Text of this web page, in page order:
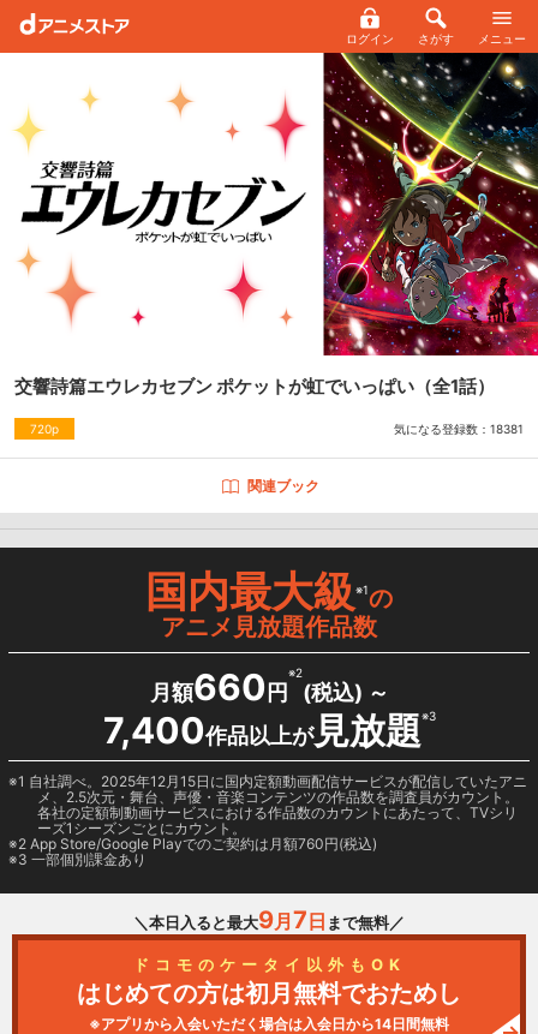
ログイン さがす メニュー
交響詩篇エウレカセブン ポケットが虹でいっぱい （全1話）
720p 気になる登録数： 18381
関連ブック
国内最大級※1の
アニメ見放題作品数
月額660 円
※2
(税込) ～
7,400作品以上が見放題※3
1 自社調べ。2025年12月15日に国内定額動画配信サービスが配信していたアニ
メ、2.5次元・舞台、声優・音楽コンテンツの作品数を調査員がカウント。
各社の定額制動画サービスにおける作品数のカウントにあたって、TVシリ
ーズ1シーズンごとにカウント。
2 App Store/Google Playでのご契約は月額760円(税込)
3 一部個別課金あり
＼本日入ると最大9月 7 日 まで無料／
ドコモのケータイ以外もOK
はじめての方は初月無料でおためし
※アプリから入会いただく場合は入会日から14日間無料